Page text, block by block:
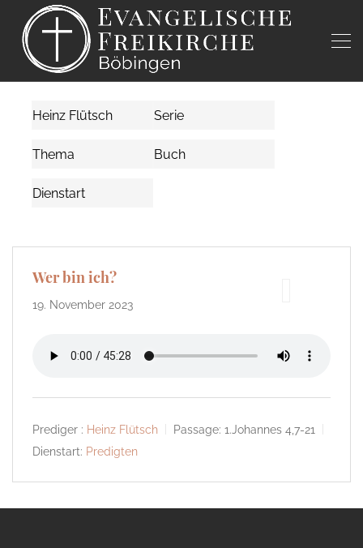
Wer bin ich?
19. November 2023
Prediger : Heinz Flütsch Passage: 1.Johannes 4,7-21
Dienstart: Predigten